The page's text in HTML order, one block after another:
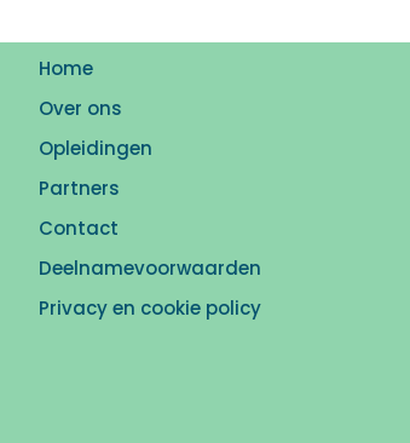
Home
Over ons
Opleidingen
Partners
Contact
Deelnamevoorwaarden
Privacy en cookie policy